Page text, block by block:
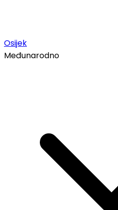
Osijek
Međunarodno